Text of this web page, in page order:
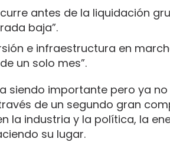
antes de la liquidación
baja”.
e infraestructura en
un solo mes”.
siendo importante pero ya
de un segundo gran
la industria y la política, la
su lugar.